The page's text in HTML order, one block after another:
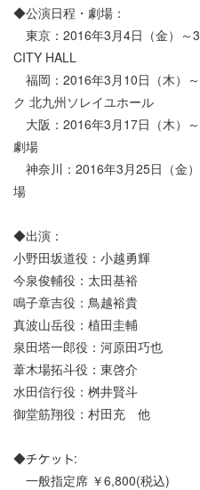
◆公演日程・劇場：
東京：2016年3月4日（金）
CITY HALL
福岡：2016年3月10日（木）
ク 北九州ソレイユホール
大阪：2016年3月17日（木）
劇場
神奈川：2016年3月25日（金
場
◆出演：
小野田坂道役：小越勇輝
今泉俊輔役：太田基裕
鳴子章吉役：鳥越裕貴
真波山岳役：植田圭輔
泉田塔一郎役：河原田巧也
葦木場拓斗役：東啓介
水田信行役：桝井賢斗
御堂筋翔役：村田充 他
◆
:
一般指定席 ￥6,800(税込)